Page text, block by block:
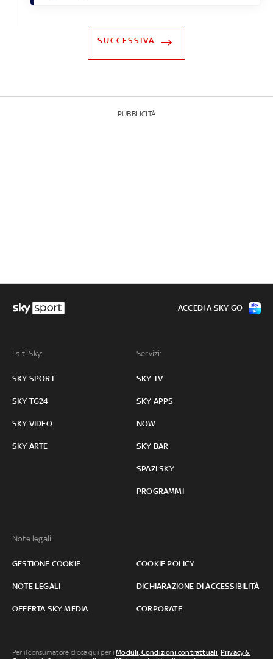
SUCCESSIVA
PUBBLICITÀ
I siti Sky:
SKY SPORT
SKY TG24
SKY VIDEO
SKY ARTE
Servizi:
SKY TV
SKY APPS
NOW
SKY BAR
SPAZI SKY
PROGRAMMI
Note legali:
GESTIONE COOKIE COOKIE POLICY
NOTE LEGALI DICHIARAZIONE DI ACCESSIBILITÀ
OFFERTA SKY MEDIA CORPORATE
ACCEDI A SKY GO
Per il consumatore clicca qui per iModuli, Condizioni contrattuali, Privacy &